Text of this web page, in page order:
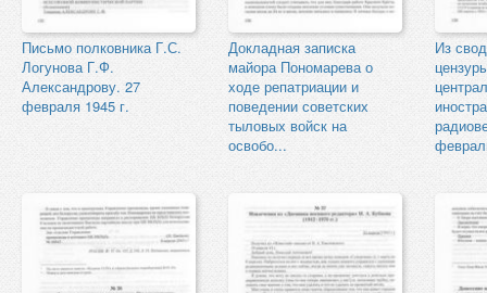
Письмо полковника Г.С.
Логунова Г.Ф.
Александрову. 27
февраля 1945 г.
Докладная записка
майора Пономарева о
ходе репатриации и
поведении советских
тыловых войск на
освобо...
Из